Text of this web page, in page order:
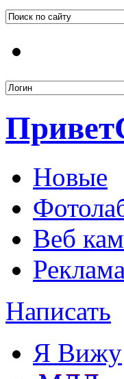
Привет
Новые
Веб
Реклама
Написать
Я Вижу